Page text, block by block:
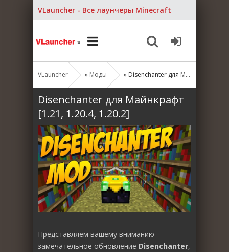
VLauncher - Все лаунчеры Minecraft
VLauncher » Моды » Disenchanter для Майнкрафт [1.21, 1.20.4, 1.20.2]
Disenchanter для Майнкрафт
[1.21, 1.20.4, 1.20.2]
Представляем вашему вниманию
замечательное обновление Disenchanter,